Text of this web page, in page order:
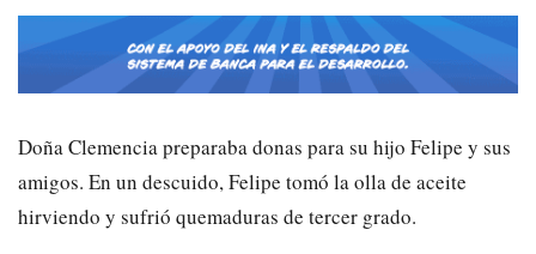
Doña Clemencia preparaba donas para su hijo Felipe y sus
amigos. En un descuido, Felipe tomó la olla de aceite
hirviendo y sufrió quemaduras de tercer grado.